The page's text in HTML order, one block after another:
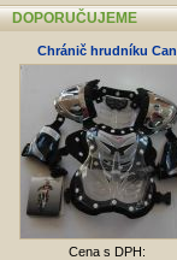
DOPORUČUJEME
Chránič hrudníku Can
Cena s DPH: